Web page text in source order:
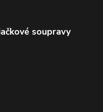
soupravy